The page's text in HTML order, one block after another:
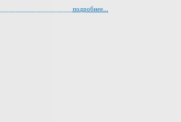
подробнее...